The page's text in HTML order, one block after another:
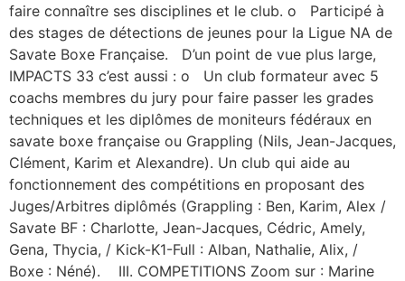
faire connaître ses disciplines et le club. o Participé à
des stages de détections de jeunes pour la Ligue NA de
Savate Boxe Française. D’un point de vue plus large,
IMPACTS 33 c’est aussi : o Un club formateur avec 5
coachs membres du jury pour faire passer les grades
techniques et les diplômes de moniteurs fédéraux en
savate boxe française ou Grappling (Nils, Jean-Jacques,
Clément, Karim et Alexandre). Un club qui aide au
fonctionnement des compétitions en proposant des
Juges/Arbitres diplômés (Grappling : Ben, Karim, Alex /
Savate BF : Charlotte, Jean-Jacques, Cédric, Amely,
Gena, Thycia, / Kick-K1-Full : Alban, Nathalie, Alix, /
Boxe : Néné). III. COMPETITIONS Zoom sur : Marine